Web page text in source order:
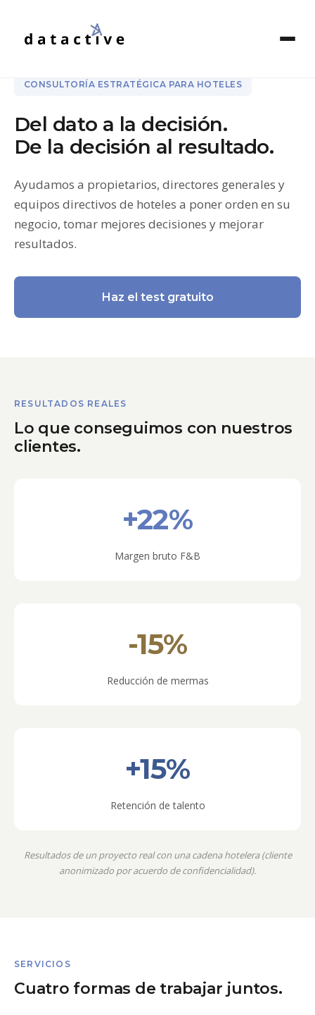
CONSULTORÍA ESTRATÉGICA PARA HOTELES
Del dato a la decisión.
De la decisión al resultado.
Ayudamos a propietarios, directores generales y
equipos directivos de hoteles a poner orden en su
negocio, tomar mejores decisiones y mejorar
resultados.
Haz el test gratuito
RESULTADOS REALES
Lo que conseguimos con nuestros
clientes.
+22%
Margen bruto F&B
-15%
Reducción de mermas
+15%
Retención de talento
Resultados de un proyecto real con una cadena hotelera (cliente
anonimizado por acuerdo de confidencialidad).
SERVICIOS
Cuatro formas de trabajar juntos.